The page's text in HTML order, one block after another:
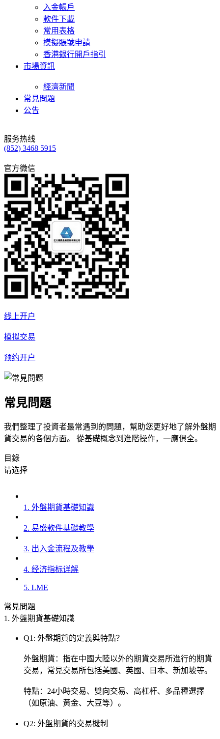
入金帳戶
軟件下載
常用表格
模擬賬號申請
香港銀行開戶指引
市場資訊
經濟新聞
常見問題
公告
服务热线
(852) 3468 5915
官方微信
线上开户
模拟交易
预约开户
常見問題
我們整理了投資者最常遇到的問題，幫助您更好地了解外盤期
貨交易的各個方面。 從基礎概念到進階操作，一應俱全。
目錄
请选择
1. 外盤期貨基礎知識
2. 易盛軟件基礎教學
3. 出入金流程及教學
4. 经济指标详解
5. LME
常見問題
1. 外盤期貨基礎知識
Q1: 外盤期貨的定義與特點？
外盤期貨：指在中國大陸以外的期貨交易所進行的期貨
交易，常見交易所包括美國、英國、日本、新加坡等。
特點：24小時交易、雙向交易、高杠杆、多品種選擇
（如原油、黃金、大豆等）。
Q2: 外盤期貨的交易機制